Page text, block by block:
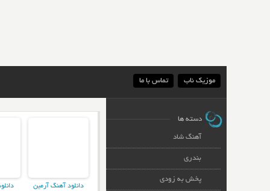
موزیک ناب تماس با ما
دانلود آهنگ آرمین
دسته ها
آهنگ شاد
بندری
پخش به زودی